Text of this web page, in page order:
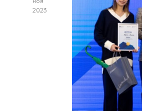
2023